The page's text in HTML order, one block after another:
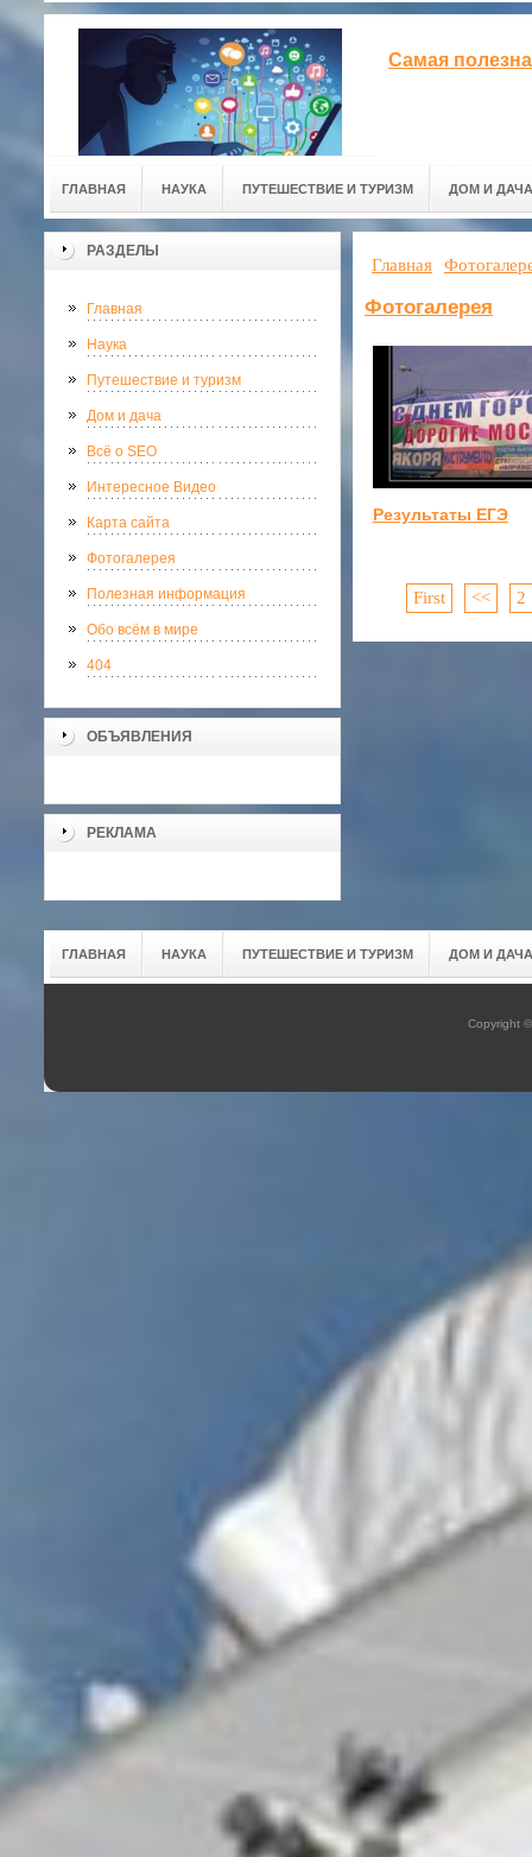
Самая
ГЛАВНАЯ НАУКА ПУТЕШЕСТВИЕ И ТУРИЗМ ДОМ И ДАЧА
РАЗДЕЛЫ
Главная
Наука
Путешествие и туризм
Дом и дача
Всё о SEO
Интересное Видео
Карта сайта
Фотогалерея
Полезная информация
Обо всём в мире
404
ОБЪЯВЛЕНИЯ
РЕКЛАМА
Главная
Фотогалерея
Результаты ЕГЭ
First << 2
ГЛАВНАЯ НАУКА ПУТЕШЕСТВИЕ И ТУРИЗМ ДОМ И ДАЧА
Copyright